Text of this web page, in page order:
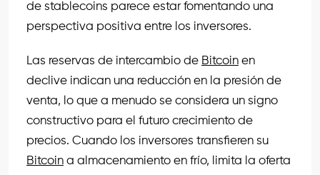
de stablecoins parece estar fomentando una
perspectiva positiva entre los inversores.
Las reservas de intercambio de Bitcoin en
declive indican una reducción en la presión de
venta, lo que a menudo se considera un signo
constructivo para el futuro crecimiento de
precios. Cuando los inversores transfieren su
Bitcoin a almacenamiento en frío, limita la oferta